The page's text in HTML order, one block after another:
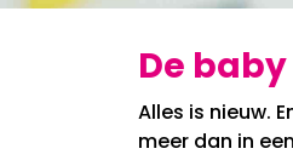
De baby
Alles is nieuw.
meer dan in